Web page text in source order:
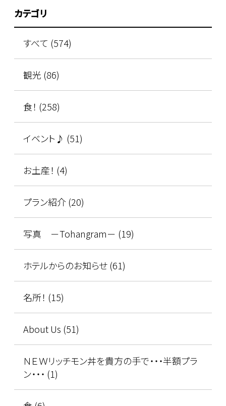
カテゴリ
すべて (574)
観光 (86)
食！ (258)
イベント♪ (51)
お土産！ (4)
プラン紹介 (20)
写真 －Tohangram－ (19)
ホテルからのお知らせ (61)
名所！ (15)
About Us (51)
ＮＥＷリッチモン丼を貴方の手で・・・半額プラ
ン・・・ (1)